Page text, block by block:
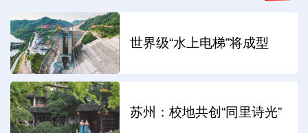
世界级“水上电梯”将成型
苏州：校地共创“同里诗光”